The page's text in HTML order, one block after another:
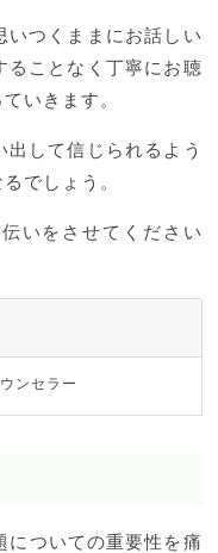
いつくままにお話しい
ることなく丁寧にお聴
いきます。
して信じられるよう
でしょう。
いをさせてください
ンセラー
についての重要性を痛